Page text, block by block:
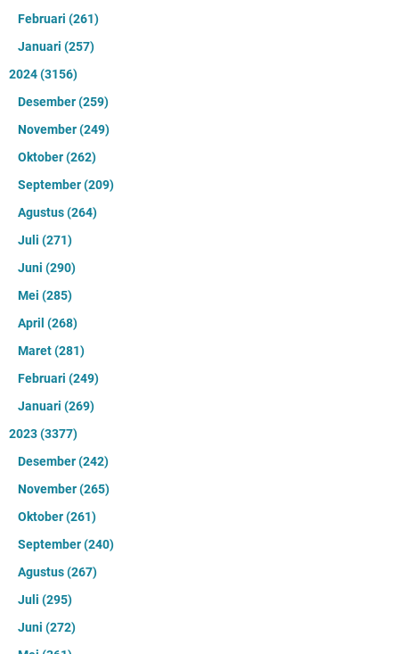
Februari (261)
Januari (257)
2024(3156)
Desember(259)
November(249)
Oktober(262)
September(209)
Agustus(264)
Juli (271)
Juni (290)
Mei (285)
April (268)
Maret(281)
Februari (249)
Januari (269)
2023(3377)
Desember(242)
November(265)
Oktober(261)
September(240)
Agustus(267)
Juli (295)
Juni (272)